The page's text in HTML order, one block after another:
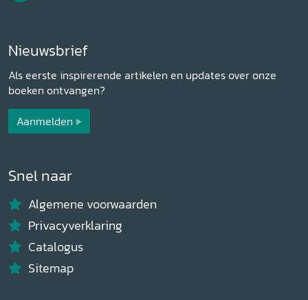
Nieuwsbrief
Als eerste inspirerende artikelen en updates over onze
boeken ontvangen?
Aanmelden
Snel naar
Algemene voorwaarden
Privacyverklaring
Catalogus
Sitemap